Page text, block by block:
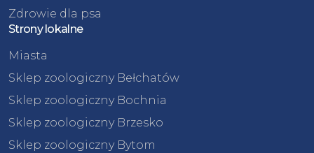
Zdrowie dla psa
Strony lokalne
Miasta
Sklep zoologiczny Bełchatów
Sklep zoologiczny Bochnia
Sklep zoologiczny Brzesko
Sklep zoologiczny Bytom